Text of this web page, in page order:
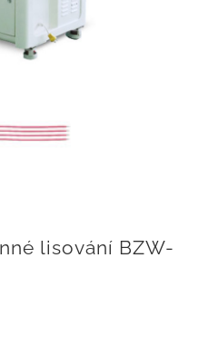
lisování BZW-